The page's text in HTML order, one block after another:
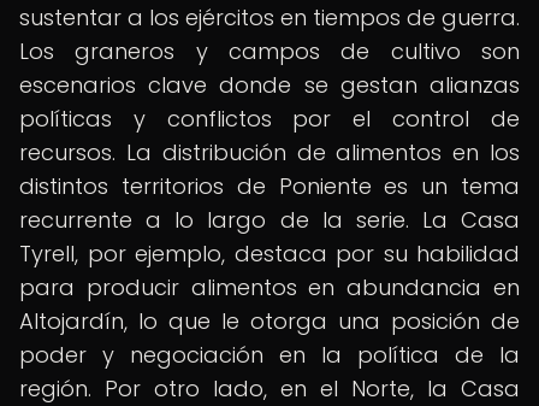
sustentar a los ejércitos en tiempos de guerra.
Los graneros y campos de cultivo son
escenarios clave donde se gestan alianzas
políticas y conflictos por el control de
recursos. La distribución de alimentos en los
distintos territorios de Poniente es un tema
recurrente a lo largo de la serie. La Casa
Tyrell, por ejemplo, destaca por su habilidad
para producir alimentos en abundancia en
Altojardín, lo que le otorga una posición de
poder y negociación en la política de la
región. Por otro lado, en el Norte, la Casa